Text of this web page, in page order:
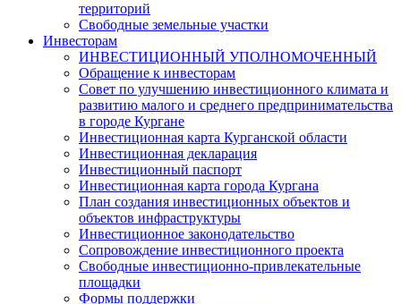
территорий
Свободные земельные участки
Инвесторам
ИНВЕСТИЦИОННЫЙ УПОЛНОМОЧЕННЫЙ
Обращение к инвесторам
Совет по улучшению инвестиционного климата и
развитию малого и среднего предпринимательства
в городе Кургане
Инвестиционная карта Курганской области
Инвестиционная декларация
Инвестиционный паспорт
Инвестиционная карта города Кургана
План создания инвестиционных объектов и
объектов инфраструктуры
Инвестиционное законодательство
Сопровождение инвестиционного проекта
Свободные инвестиционно-привлекательные
площадки
Формы поддержки